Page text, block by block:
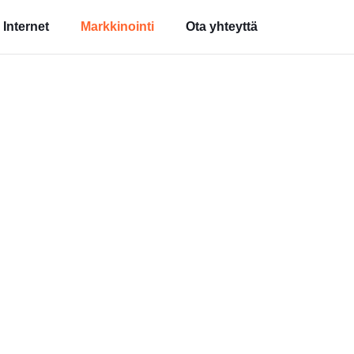
Internet Markkinointi Ota yhteyttä